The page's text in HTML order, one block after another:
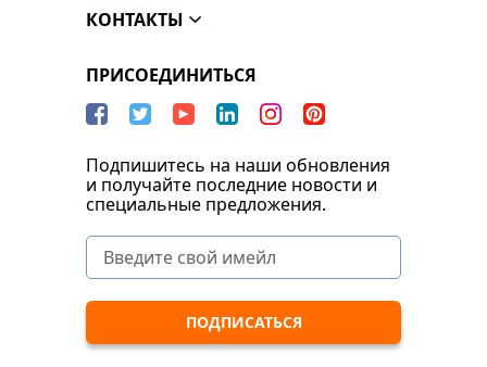
КОНТАКТЫ
ПРИСОЕДИНИТЬСЯ
Подпишитесь на наши обновления
и получайте последние новости и
специальные предложения.